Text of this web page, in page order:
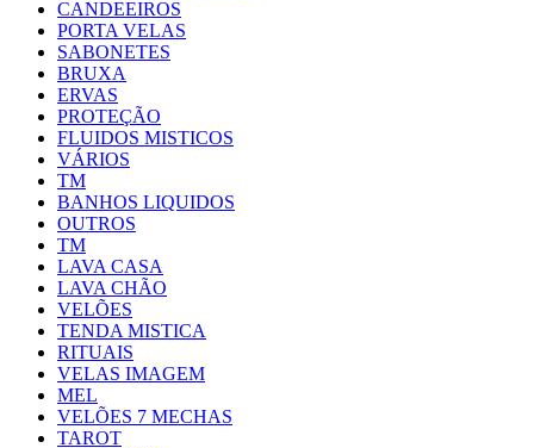
CANDEEIROS
PORTA VELAS
SABONETES
BRUXA
ERVAS
PROTEÇÃO
FLUIDOS MISTICOS
VÁRIOS
TM
BANHOS LIQUIDOS
OUTROS
TM
LAVA CASA
LAVA CHÃO
VELÕES
TENDA MISTICA
RITUAIS
VELAS IMAGEM
MEL
VELÕES 7 MECHAS
TAROT